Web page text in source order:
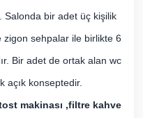
Salonda bir adet üç kişilik
sehpalar ile birlikte 6
Bir adet de ortak alan wc
açık konseptedir.
makinası ,filtre kahve